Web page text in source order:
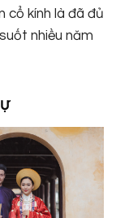
cổ kính là đã đủ
nhiều năm